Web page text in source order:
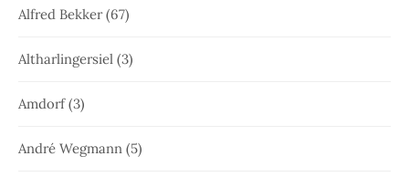
Alfred Bekker(67)
Altharlingersiel (3)
Amdorf(3)
André Wegmann (5)